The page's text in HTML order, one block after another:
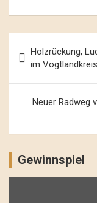
Navigation
Holzrückung,
im
Neuer Radweg
Gewinnspiel